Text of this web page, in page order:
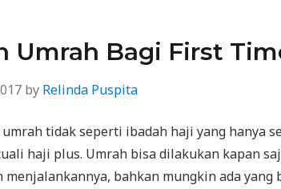
Umrah Bagi First
by Relinda Puspita
tidak seperti ibadah haji yang hanya
haji plus. Umrah bisa dilakukan kapan
menjalankannya, bahkan mungkin ada